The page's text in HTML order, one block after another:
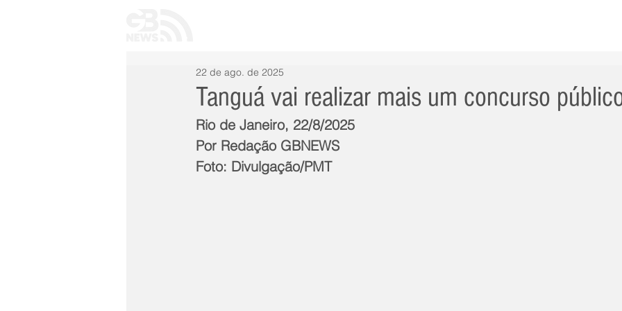
Tanguá vai realizar mais um concurso
22 de ago. de 2025
Rio de Janeiro, 22/8/2025
Por Redação GBNEWS
Foto: Divulgação/PMT